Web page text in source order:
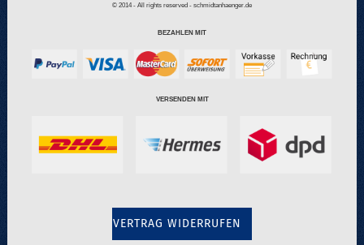
© 2014 - All rights reserved - schmidtanhaenger.de
BEZAHLEN MIT
VERSENDEN MIT
VERTRAG WIDERRUFEN